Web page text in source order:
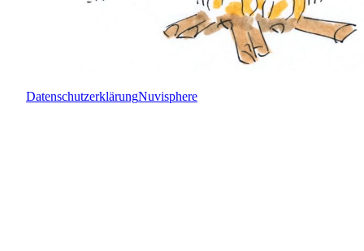
DatenschutzerklärungNuvisphere